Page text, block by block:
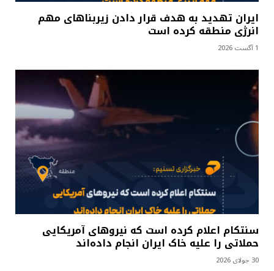
ایران تهدید به هدف قرار دادن زیربناهای مهم
انرژی منطقه کرده است
1 آگست 2026
سنتکام اعلام کرده است که نیروهای آمریکایی
حملاتی را علیه خاک ایران انجام داده‌اند
30 جولای 2026